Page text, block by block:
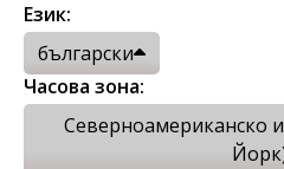
Език:
български
Часова зона:
Северноамериканско